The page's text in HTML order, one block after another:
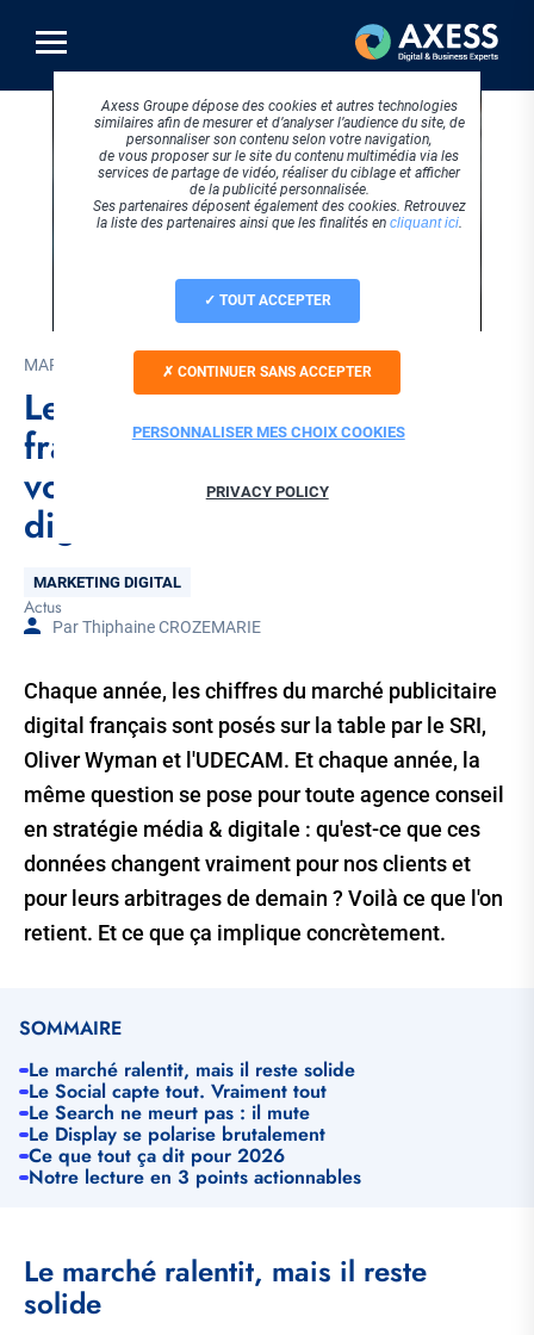
contenu
principal
MARS 2026
Le marché pub digital
franchit 12,4 Md€ : ce que
votre stratégie média &
digitale doit en retenir
Thématique
MARKETING DIGITAL
Tags
Actus
Par Thiphaine CROZEMARIE
Chaque année, les chiffres du marché publicitaire
digital français sont posés sur la table par le SRI,
Oliver Wyman et l'UDECAM. Et chaque année, la
même question se pose pour toute agence conseil
en stratégie média & digitale : qu'est-ce que ces
données changent vraiment pour nos clients et
pour leurs arbitrages de demain ? Voilà ce que l'on
retient. Et ce que ça implique concrètement.
SOMMAIRE
Le marché ralentit, mais il reste solide
Le Social capte tout. Vraiment tout
Le Search ne meurt pas : il mute
Le Display se polarise brutalement
Ce que tout ça dit pour 2026
Notre lecture en 3 points actionnables
Le marché ralentit, mais il reste
solide
Axess Groupe dépose des cookies et autres technologies
similaires afin de mesurer et d’analyser l’audience du site, de
personnaliser son contenu selon votre navigation,
de vous proposer sur le site du contenu multimédia via les
services de partage de vidéo, réaliser du ciblage et afficher
de la publicité personnalisée.
Ses partenaires déposent également des cookies. Retrouvez
la liste des partenaires ainsi que les finalités en cliquant ici.
TOUT ACCEPTER
CONTINUER SANS ACCEPTER
PERSONNALISER MES CHOIX COOKIES
PRIVACY POLICY